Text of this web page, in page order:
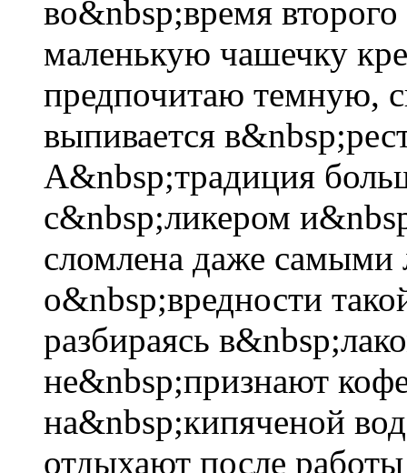
во&nbsp;время
маленькую чашечку
предпочитаю темную,
выпивается
А&nbsp;традиция
с&nbsp;ликером
сломлена даже
о&nbsp;вредности
разбираясь
не&nbsp;признают
на&nbsp;кипяченой
отдыхают после